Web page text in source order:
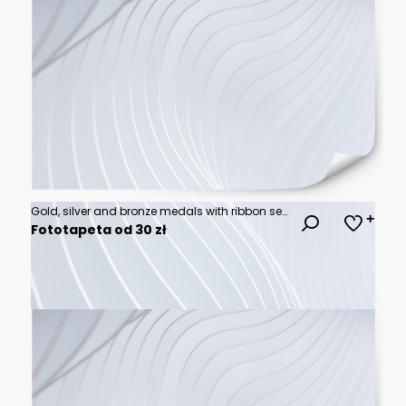
Gold, silver and bronze medals with ribbon set vector illustration. Realistic isolated trophy and medal collection with metal reward badges for winners, quality certificate and prize warranty
Fototapeta od 30 zł